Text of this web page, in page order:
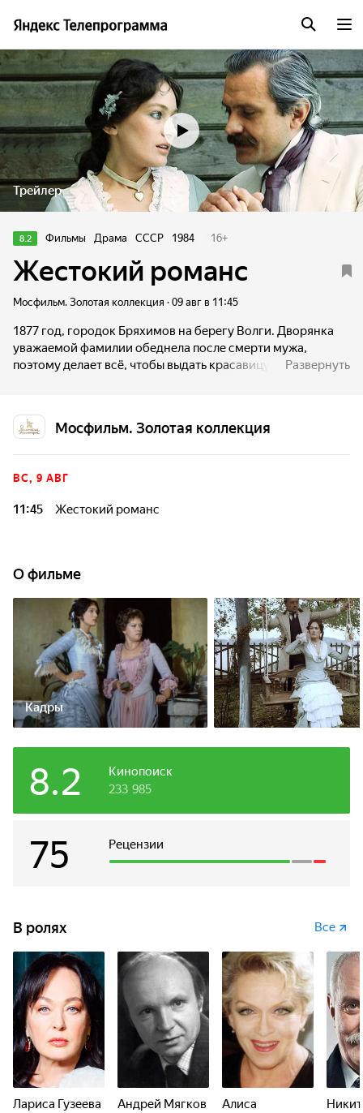
Трейлер
8.2 Фильмы Драма СССР 1984 16+
Жестокий романс
Мосфильм. Золотая коллекция · 09 авг в 11:45
1877 год, городок Бряхимов на берегу Волги. Дворянка
уважаемой фамилии обеднела после смерти мужа,
поэтому делает всё, чтобы выдать красавицу-дочь Ларису
Развернуть
Мосфильм. Золотая коллекция
ВС, 9 АВГ
11:45 Жестокий романс
О фильме
Кадры
Кинопоиск
8.2 233 985
Рецензии
75
В ролях Все
Лариса Гузеева Андрей Мягков
Алиса